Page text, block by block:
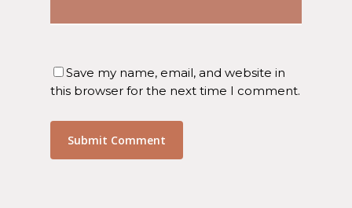
Save my name, email, and website in
this browser for the next time I comment.